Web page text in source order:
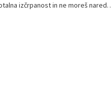
izčrpanost in ne moreš narediti